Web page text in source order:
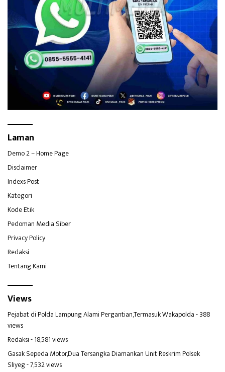
Laman
Demo 2 – Home Page
Disclaimer
Indexs Post
Kategori
Kode Etik
Pedoman Media Siber
Privacy Policy
Redaksi
Tentang Kami
Views
Pejabat di Polda Lampung Alami Pergantian,Termasuk Wakapolda- 388
views
Redaksi- 18,581 views
Gasak Sepeda Motor,Dua Tersangka Diamankan Unit Reskrim Polsek
Sliyeg- 7,532 views